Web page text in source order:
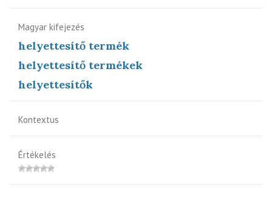
Magyar kifejezés
helyettesítő termék
helyettesítő termékek
helyettesítők
Kontextus
Értékelés